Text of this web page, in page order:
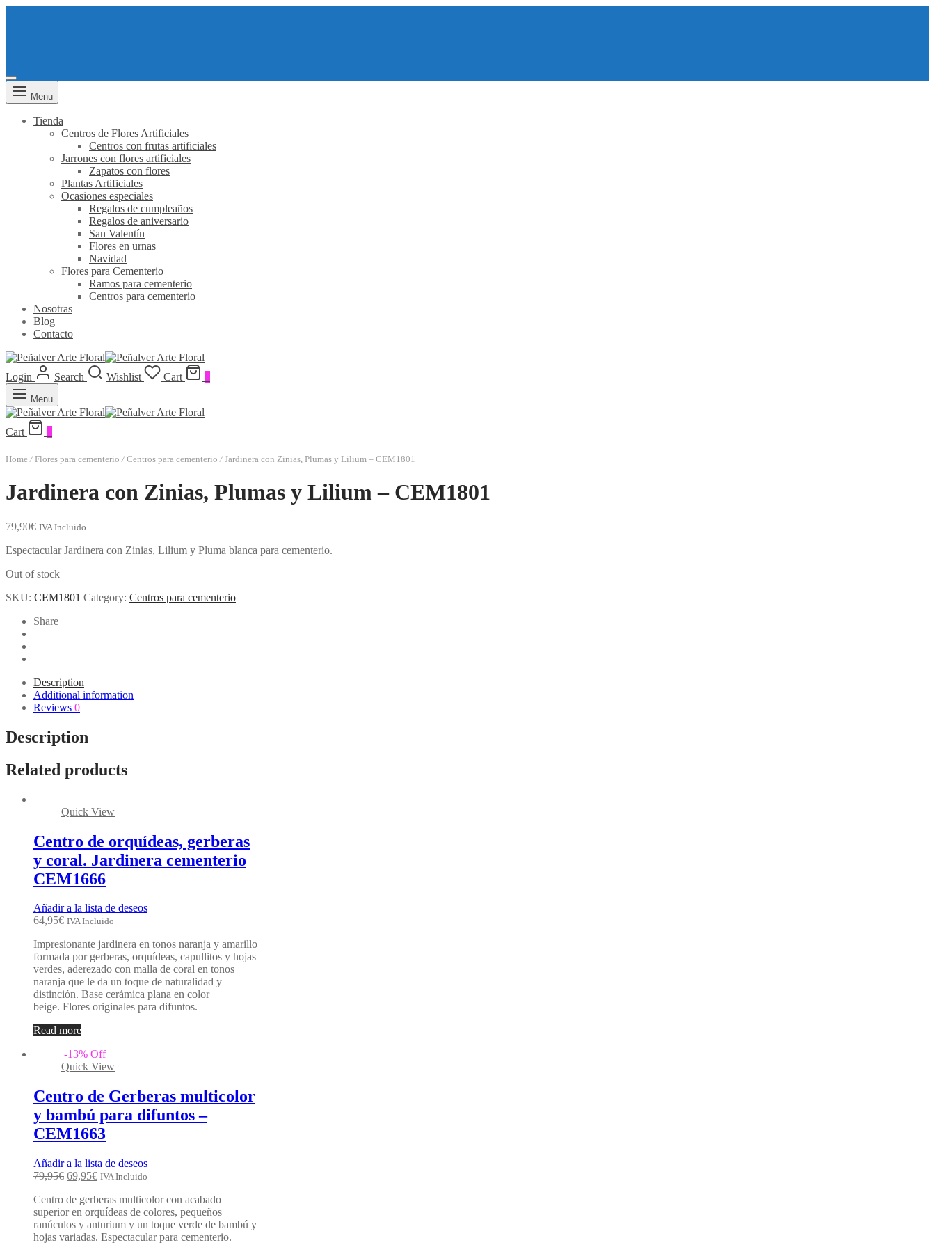
Menu
Tienda
Centros de Flores Artificiales
Centros con frutas artificiales
Jarrones con flores artificiales
Zapatos con flores
Plantas Artificiales
Ocasiones especiales
Regalos de cumpleaños
Regalos de aniversario
San Valentín
Flores en urnas
Navidad
Flores para Cementerio
Ramos para cementerio
Centros para cementerio
Nosotras
Blog
Contacto
Login Search Wishlist Cart
Menu
Cart
Home / Flores para cementerio / Centros para cementerio /Jardinera con Zinias, Plumas y Lilium – CEM1801
Jardinera con Zinias, Plumas y Lilium – CEM1801
79,90€ IVA Incluido
Espectacular Jardinera con Zinias, Lilium y Pluma blanca para cementerio.
Out of stock
SKU: CEM1801 Category: Centros para cementerio
Share
Description
Additional information
Reviews 0
Description
Related products
Quick View
Centro de orquídeas, gerberas
y coral. Jardinera cementerio
CEM1666
Añadir a la lista de deseos
64,95€ IVA Incluido
Impresionante jardinera en tonos naranja y amarillo
formada por gerberas, orquídeas, capullitos y hojas
verdes, aderezado con malla de coral en tonos
naranja que le da un toque de naturalidad y
distinción. Base cerámica plana en color
beige. Flores originales para difuntos.
Read more
-13% Off
Quick View
Centro de Gerberas multicolor
y bambú para difuntos –
CEM1663
Añadir a la lista de deseos
79,95€ 69,95€ IVA Incluido
Centro de gerberas multicolor con acabado
superior en orquídeas de colores, pequeños
ranúculos y anturium y un toque verde de bambú y
hojas variadas. Espectacular para cementerio.